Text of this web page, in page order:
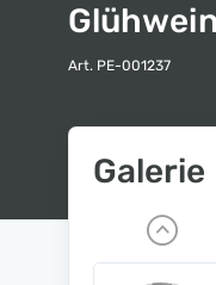
Art. PE-001237
Galerie
P
r